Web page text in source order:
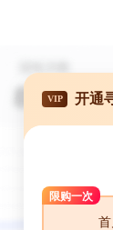
VIP 开通
限购一次
首